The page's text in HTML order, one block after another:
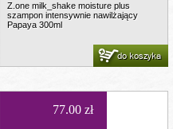
Z.one milk_shake moisture plus
szampon intensywnie nawilżający
Papaya 300ml
do koszyka
77.00 zł